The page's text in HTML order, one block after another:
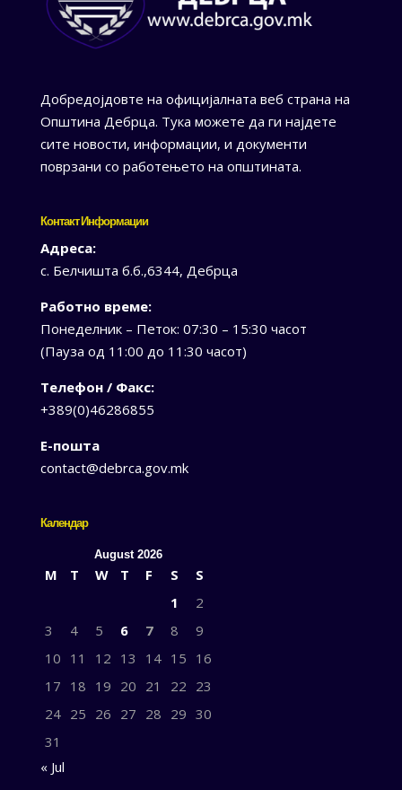
Добредојдовте на официјалната веб страна на
Општина Дебрца. Тука можете да ги најдете
сите новости, информации, и документи
поврзани со работењето на општината.
Контакт Информации
Адреса:
с. Белчишта б.б.,6344, Дебрца
Работно време:
Понеделник – Петок: 07:30 – 15:30 часот
(Пауза од 11:00 до 11:30 часот)
Телефон / Факс:
+389(0)46286855
Е-пошта
contact@debrca.gov.mk
Календар
August 2026
M T W T F S
S
1
2
3
4 5 6 7 8
9
10 11 12 13 14 15 16
17 18 19 20 21 22 23
24 25 26 27 28 29 30
31
« Jul